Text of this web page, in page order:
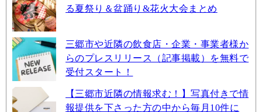
る夏祭り＆盆踊り&花火大会まとめ
三郷市や近隣の飲食店・企業・事業者様か
らのプレスリリース（記事掲載）を無料で
受付スタート！
【三郷市近隣の情報求む！】写真付きで情
報提供を下さった方の中から毎月10件に